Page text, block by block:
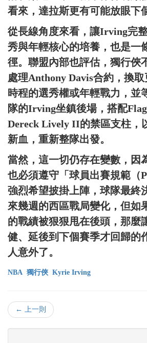
看來，達拉斯更有可能放眼下
從長線角度來看，讓Irving完
秀與年輕核心的培養，也是一
徑。聯盟內部也評估，獨行俠
處理Anthony Davis合約，換
時程的選秀權或年輕戰力，並
隊的Irving坐鎮後場，搭配
Dereck Lively II的禁區支柱，
新血，重新整隊出發。
當然，這一切仍存在變數，因
也必須遵守「球員出賽規範（
強烈希望披掛上陣，球隊最終
來幾週的西區戰局變化，但如
的戰績被狠狠甩在後頭，那麼
健、延後到下個賽季才回歸的
人意外了。
NBA 獨行俠 Kyrie Irving
← 上一則